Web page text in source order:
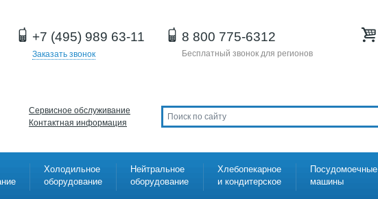
+7 (495) 989 63-11
Заказать звонок
8 800 775-6312
Бесплатный звонок для регионов
Сервисное обслуживание
Контактная информация
Холодильное
оборудование
Нейтральное
оборудование
Хлебопекарное
и кондитерское
Посудомоечные
машины